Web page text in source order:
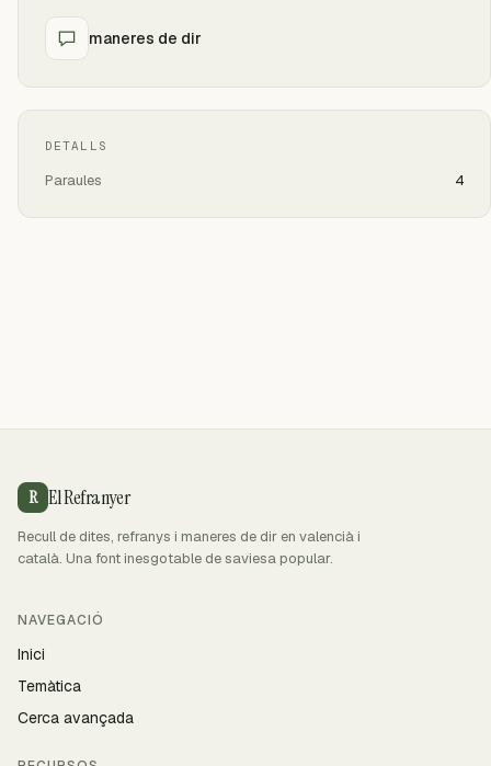
maneres de dir
DETALLS
Paraules 4
R El Refranyer
Recull de dites, refranys i maneres de dir en valencià i
català. Una font inesgotable de saviesa popular.
NAVEGACIÓ
Inici
Temàtica
Cerca avançada